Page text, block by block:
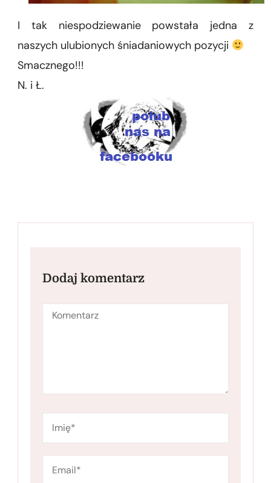
I tak niespodziewanie powstała jedna z
naszych ulubionych śniadaniowych pozycji
Smacznego!!!
N. i Ł.
Dodaj komentarz